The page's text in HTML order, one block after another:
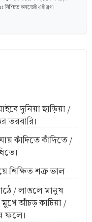
নিশ্চিত করতেই এই ব্লগ।
দুনিয়া ছাড়িয়া /
তরবারি।
কাঁদিতে কাঁদিতে /
শিক্ষিত শত্রু ভাল
/ লাঙলে মানুষ
আঁচড় কাটিয়া /
ফলে।